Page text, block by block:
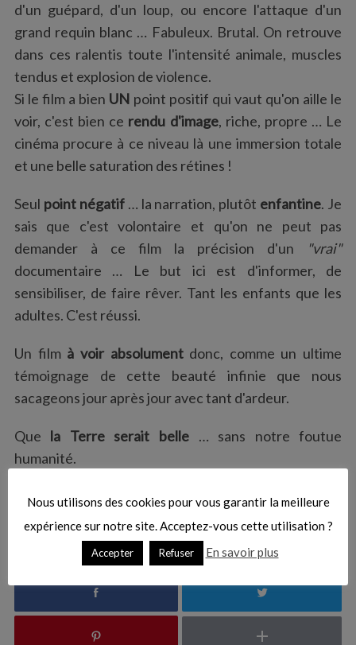
d'un guépard, d'un loup, ou encore l'attaque d'un
grand requin blanc … Fabuleux. Brutal. On retrouve
dans ces ralentis toute l'intensité animale, muscles
tendus et explosion de violence.
Si le film a bien UN point positif qui vaut qu'on aille le
voir, c'est bien ce rendu d'image, riche, propre … Le
cinéma procure à ce niveau là une immersion totale
et une belle saturation des rétines !
Seul point négatif… la narration, plutôt enfantine. Je
sais que c'est volontaire et qu'on ne peut pas
demander à ce film la précision d'un
"vrai"
documentaire … Le but ici est d'informer, de
sensibiliser, de faire rêver. Tant les enfants que les
adultes. C'est réussi.
Un film à voir absolumentdonc, comme un ultime
témoignage de cette beauté infinie que nous
sacageons jour après jour avec tant d'ardeur.
Que la Terre serait belle … sans notre foutue
humanité.
Un film à voir, un à ne pas voir … à vous de voir !
S
e
a
h
f
o
:
Nous utilisons des cookies pour vous garantir la meilleure
expérience sur notre site. Acceptez-vous cette utilisation ?
Accepter Refuser En savoir plus